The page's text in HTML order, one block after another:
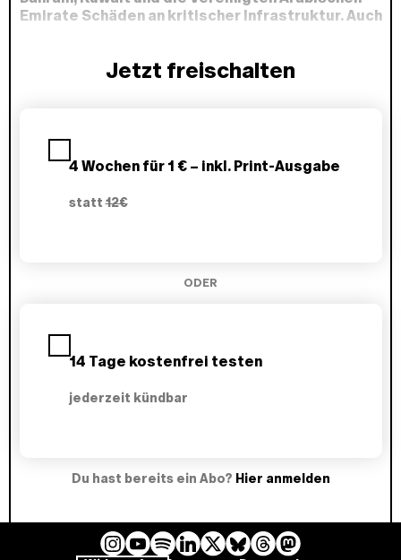
Emirate Schäden an kritischer Infrastruktur. Auch
Energieagentur Jahre dauern. Laut Schätzungen
Jetzt freischalten
4 Wochen für 1 € – inkl. Print-Ausgabe
statt12€
ODER
14 Tage kostenfrei testen
jederzeit kündbar
Du hast bereits ein Abo? Hier anmelden
I Y S L B T M